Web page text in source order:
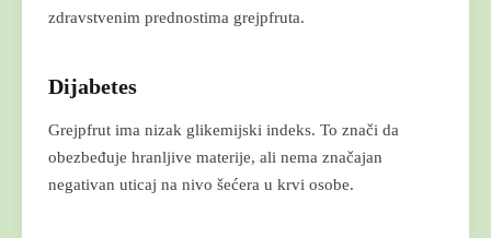
zdravstvenim prednostima grejpfruta.
Dijabetes
Grejpfrut ima nizak glikemijski indeks. To znači da
obezbeđuje hranljive materije, ali nema značajan
negativan uticaj na nivo šećera u krvi osobe.